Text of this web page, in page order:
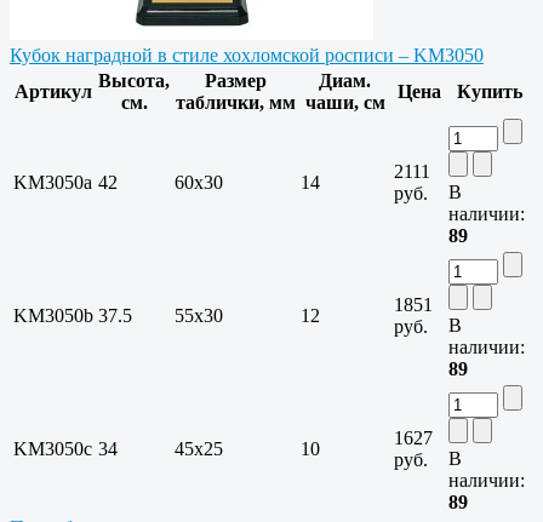
Кубок наградной в стиле хохломской росписи – KM3050
Артикул
Высота,
см.
Размер
таблички, мм
Диам.
чаши, см
Цена Купить
KM3050a 42 60х30 14
2111
руб.
В
наличии:
89
KM3050b 37.5 55х30 12
1851
руб.
В
наличии:
89
KM3050c 34 45х25 10
1627
руб.
В
наличии:
89